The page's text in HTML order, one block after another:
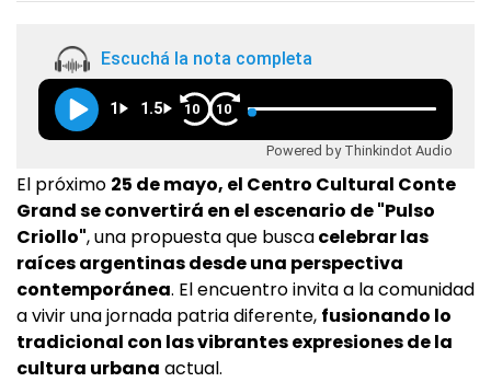
Escuchá la nota completa
1 1.5 10 10
Powered by Thinkindot Audio
El próximo 25 de mayo, el Centro Cultural Conte
Grand se convertirá en el escenario de "Pulso
Criollo", una propuesta que buscacelebrar las
raíces argentinas desde una perspectiva
contemporánea. El encuentro invita a la comunidad
a vivir una jornada patria diferente, fusionando lo
tradicional con las vibrantes expresiones de la
cultura urbana actual.